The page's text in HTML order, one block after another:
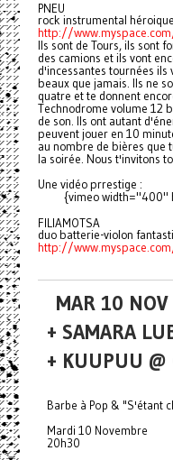
PNEU
rock instrumental
http://
Ils sont de Tours, ils sont
des camions et ils vont
d'incessantes tournées
beaux que jamais. Ils ne
quatre et te donnent
Technodrome volume 12
de son. Ils ont autant
peuvent jouer en 10
au nombre de bières que
la soirée. Nous t'invitons
Une vidéo prrestige :
{vimeo
FILIAMOTSA
duo batterie-violon
http://
MAR 10 NOV
+ SAMARA
+ KUUPUU @
Barbe à Pop & "S'étant
Mardi 10 Novembre
20h30